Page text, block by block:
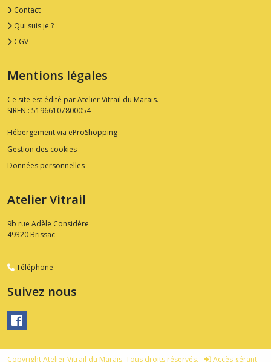
Contact
Qui suis je ?
CGV
Mentions légales
Ce site est édité par Atelier Vitrail du Marais.
SIREN : 51966107800054
Hébergement via eProShopping
Gestion des cookies
Données personnelles
Atelier Vitrail
9b rue Adèle Considère
49320 Brissac
Téléphone
Suivez nous
Copyright Atelier Vitrail du Marais. Tous droits réservés. Accès gérant